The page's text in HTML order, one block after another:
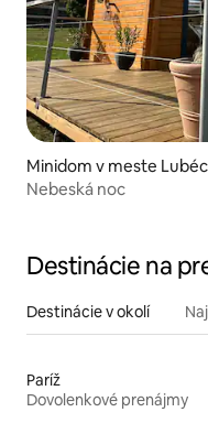
Minidom v meste
Nebeská noc
Destinácie na
Destinácie v okolí
Paríž
Dovolenkové prenájmy